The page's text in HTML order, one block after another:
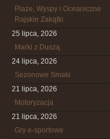
Plaże, Wyspy i Oceaniczne
Rajskie Zakątki
25 lipca, 2026
Marki z Duszą
24 lipca, 2026
Sezonowe Smaki
21 lipca, 2026
Motoryzacja
21 lipca, 2026
Gry e-sportowe